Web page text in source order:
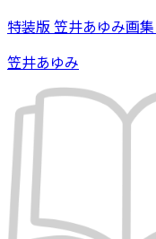
特装版 笠井あゆみ画
笠井あゆみ